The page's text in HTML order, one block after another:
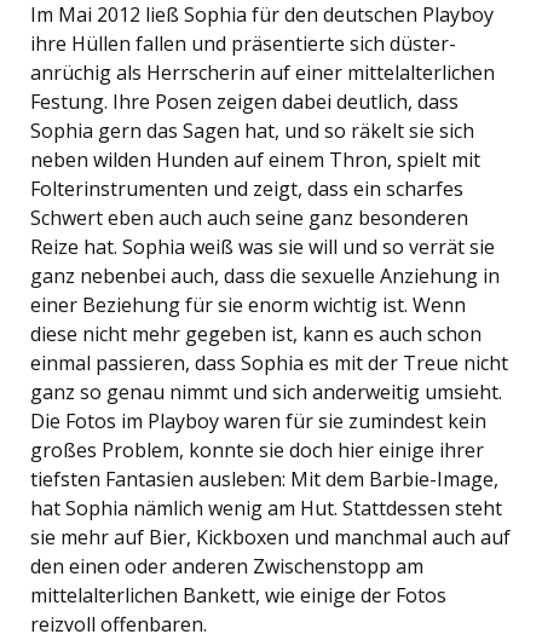
Im Mai 2012 ließ Sophia für den deutschen Playboy
ihre Hüllen fallen und präsentierte sich düster-
anrüchig als Herrscherin auf einer mittelalterlichen
Festung. Ihre Posen zeigen dabei deutlich, dass
Sophia gern das Sagen hat, und so räkelt sie sich
neben wilden Hunden auf einem Thron, spielt mit
Folterinstrumenten und zeigt, dass ein scharfes
Schwert eben auch auch seine ganz besonderen
Reize hat. Sophia weiß was sie will und so verrät sie
ganz nebenbei auch, dass die sexuelle Anziehung in
einer Beziehung für sie enorm wichtig ist. Wenn
diese nicht mehr gegeben ist, kann es auch schon
einmal passieren, dass Sophia es mit der Treue nicht
ganz so genau nimmt und sich anderweitig umsieht.
Die Fotos im Playboy waren für sie zumindest kein
großes Problem, konnte sie doch hier einige ihrer
tiefsten Fantasien ausleben: Mit dem Barbie-Image,
hat Sophia nämlich wenig am Hut. Stattdessen steht
sie mehr auf Bier, Kickboxen und manchmal auch auf
den einen oder anderen Zwischenstopp am
mittelalterlichen Bankett, wie einige der Fotos
reizvoll offenbaren.